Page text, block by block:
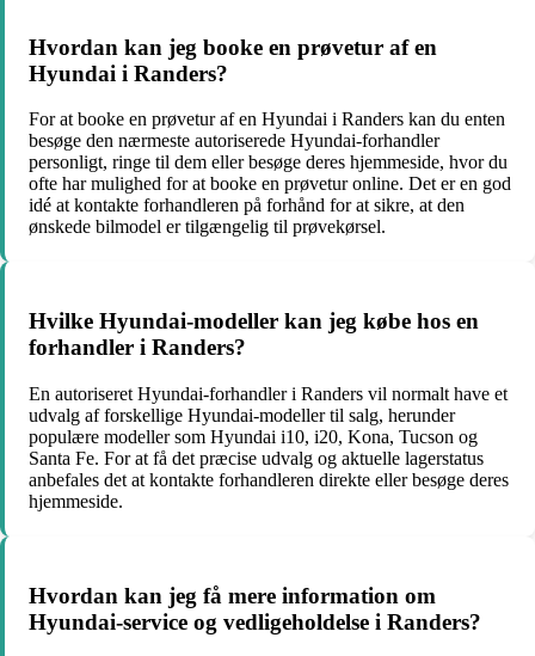
Hvordan kan jeg booke en prøvetur af en
Hyundai i Randers?
For at booke en prøvetur af en Hyundai i Randers kan du enten
besøge den nærmeste autoriserede Hyundai-forhandler
personligt, ringe til dem eller besøge deres hjemmeside, hvor du
ofte har mulighed for at booke en prøvetur online. Det er en god
idé at kontakte forhandleren på forhånd for at sikre, at den
ønskede bilmodel er tilgængelig til prøvekørsel.
Hvilke Hyundai-modeller kan jeg købe hos en
forhandler i Randers?
En autoriseret Hyundai-forhandler i Randers vil normalt have et
udvalg af forskellige Hyundai-modeller til salg, herunder
populære modeller som Hyundai i10, i20, Kona, Tucson og
Santa Fe. For at få det præcise udvalg og aktuelle lagerstatus
anbefales det at kontakte forhandleren direkte eller besøge deres
hjemmeside.
Hvordan kan jeg få mere information om
Hyundai-service og vedligeholdelse i Randers?